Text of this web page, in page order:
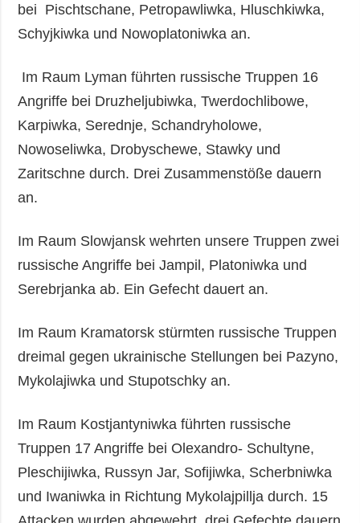
bei Pischtschane, Petropawliwka, Hluschkiwka,
Schyjkiwka und Nowoplatoniwka an.
Im Raum Lyman führten russische Truppen 16
Angriffe bei Druzheljubiwka, Twerdochlibowe,
Karpiwka, Serednje, Schandryholowe,
Nowoseliwka, Drobyschewe, Stawky und
Zaritschne durch. Drei Zusammenstöße dauern
an.
Im Raum Slowjansk wehrten unsere Truppen zwei
russische Angriffe bei Jampil, Platoniwka und
Serebrjanka ab. Ein Gefecht dauert an.
Im Raum Kramatorsk stürmten russische Truppen
dreimal gegen ukrainische Stellungen bei Pazyno,
Mykolajiwka und Stupotschky an.
Im Raum Kostjantyniwka führten russische
Truppen 17 Angriffe bei Olexandro- Schultyne,
Pleschijiwka, Russyn Jar, Sofijiwka, Scherbniwka
und Iwaniwka in Richtung Mykolajpillja durch. 15